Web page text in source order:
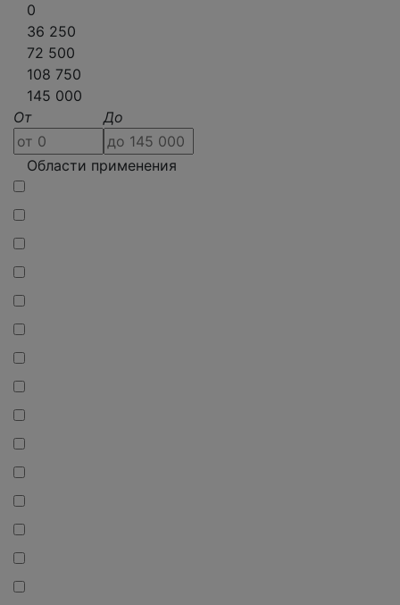
0
36 250
72 500
108 750
145 000
От
До
Области применения